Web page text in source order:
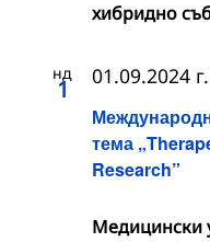
хибридно
нд
1
тема
Research”
01.09.2024 г.
Медицински